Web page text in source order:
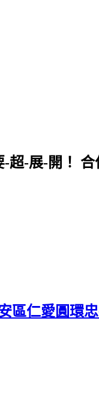
-展-開！ 合
區仁愛圓環